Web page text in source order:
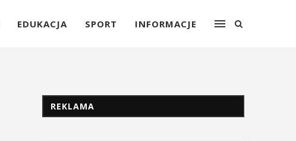
EDUKACJA SPORT INFORMACJE
REKLAMA